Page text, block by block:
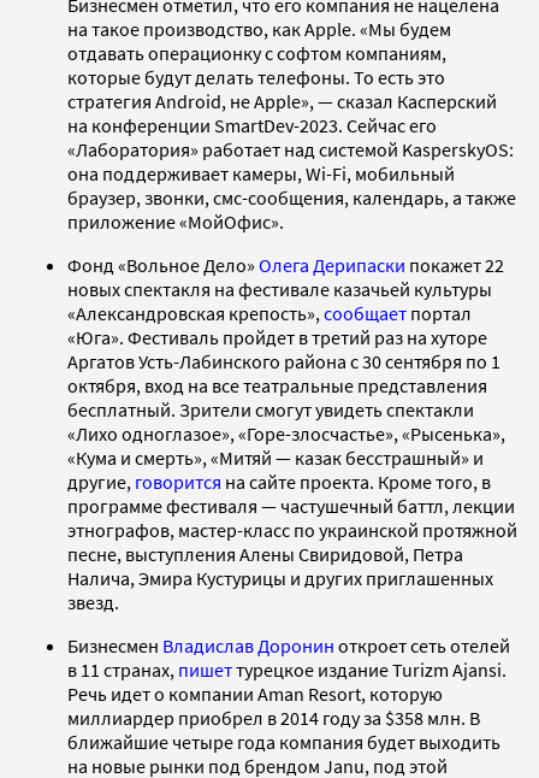
Бизнесмен отметил, что его компания не нацелена
на такое производство, как Apple. «Мы будем
отдавать операционку с софтом компаниям,
которые будут делать телефоны. То есть это
стратегия Android, не Apple», — сказал Касперский
на конференции SmartDev-2023. Сейчас его
«Лаборатория» работает над системой KasperskyOS:
она поддерживает камеры, Wi-Fi, мобильный
браузер, звонки, смс-сообщения, календарь, а также
приложение «МойОфис».
Фонд «Вольное Дело» Олега Дерипаски покажет 22
новых спектакля на фестивале казачьей культуры
«Александровская крепость»,сообщает портал
«Юга». Фестиваль пройдет в третий раз на хуторе
Аргатов Усть-Лабинского района с 30 сентября по 1
октября, вход на все театральные представления
бесплатный. Зрители смогут увидеть спектакли
«Лихо одноглазое», «Горе-злосчастье», «Рысенька»,
«Кума и смерть», «Митяй — казак бесстрашный» и
другие, говорится на сайте проекта. Кроме того, в
программе фестиваля — частушечный баттл, лекции
этнографов, мастер-класс по украинской протяжной
песне, выступления Алены Свиридовой, Петра
Налича, Эмира Кустурицы и других приглашенных
звезд.
Бизнесмен Владислав Доронин откроет сеть отелей
в 11 странах, пишеттурецкое издание Turizm Ajansi.
Речь идет о компании Aman Resort, которую
миллиардер приобрел в 2014 году за $358 млн. В
ближайшие четыре года компания будет выходить
на новые рынки под брендом Janu, под этой